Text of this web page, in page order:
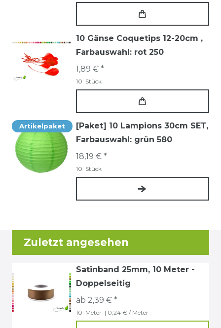
10 Gänse Coquetips 12-20cm ,
Farbauswahl: rot 250
1,89 € *
10 Stück
Artikelpaket [Paket] 10 Lampions 30cm SET,
Farbauswahl: grün 580
18,19 € *
10 Stück
Zuletzt angesehen
Satinband 25mm, 10 Meter -
Doppelseitig
ab 2,39 € *
10 Meter | 0,24 € / Meter